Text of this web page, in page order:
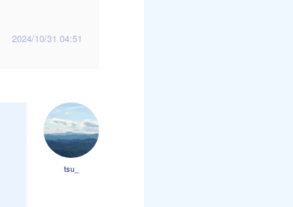
2024/10/31 04:51
tsu_